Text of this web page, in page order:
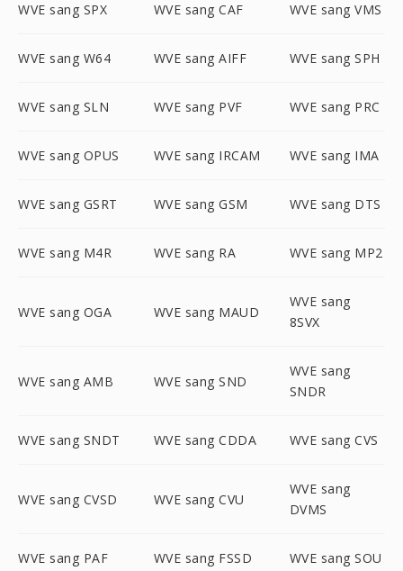
WVE sang SPX WVE sang CAF WVE sang VMS
WVE sang W64 WVE sang AIFF WVE sang SPH
WVE sang SLN WVE sang PVF WVE sang PRC
WVE sang OPUS WVE sang IRCAM WVE sang IMA
WVE sang GSRT WVE sang GSM WVE sang DTS
WVE sang M4R WVE sang RA WVE sang MP2
WVE sang OGA WVE sang MAUD
WVE sang
8SVX
WVE sang AMB WVE sang SND
WVE sang
SNDR
WVE sang SNDT WVE sang CDDA WVE sang CVS
WVE sang CVSD WVE sang CVU
WVE sang
DVMS
WVE sang PAF WVE sang FSSD WVE sang SOU